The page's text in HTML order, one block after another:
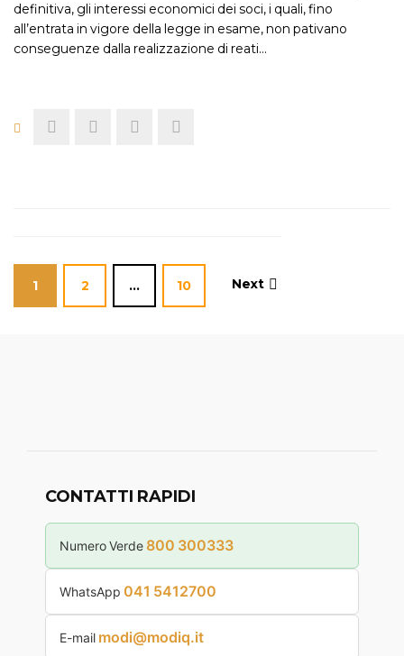
definitiva, gli interessi economici dei soci, i quali, fino
all’entrata in vigore della legge in esame, non pativano
conseguenze dalla realizzazione di reati…
1 2 … 10 Next
CONTATTI RAPIDI
Numero Verde 800 300333
WhatsApp 041 5412700
E-mail modi@modiq.it